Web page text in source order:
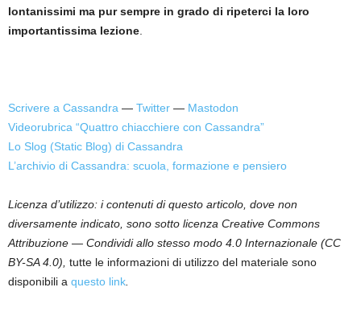
lontanissimi ma pur sempre in grado di ripeterci la loro
importantissima lezione
Scrivere a Cassandra — Twitter — Mastodon
Videorubrica “Quattro chiacchiere con Cassandra”
Lo Slog (Static Blog) di Cassandra
L’archivio di Cassandra: scuola, formazione e pensiero
Licenza d’utilizzo: i contenuti di questo articolo, dove non
diversamente indicato, sono sotto licenza Creative Commons
Attribuzione — Condividi allo stesso modo 4.0 Internazionale (CC
BY-SA 4.0), tutte le informazioni di utilizzo del materiale sono
disponibili a questo link